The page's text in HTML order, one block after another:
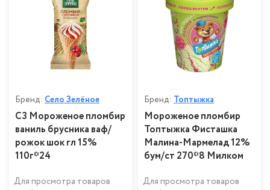
Бренд: Село Зелёное
СЗ Мороженое пломбир
ваниль брусника ваф/
рожок шок гл 15%
110г*24
Для просмотра товаров
Бренд: Топтыжка
Мороженое пломбир
Топтыжка Фисташка
Малина-Мармелад 12%
бум/ст 270*8 Милком
Для просмотра товаров